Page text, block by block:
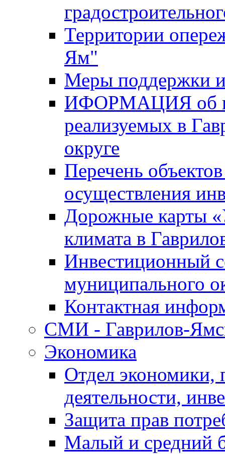
Территории
Ям"
Меры поддержки
ИФОРМАЦИЯ об
реализуемых в
округе
Перечень
осуществления
Дорожные карты
климата в
Инвестиционный
муниципального
Контактная
СМИ - Гаврилов-
Экономика
Отдел экономики,
деятельности,
Защита прав
Малый и средний